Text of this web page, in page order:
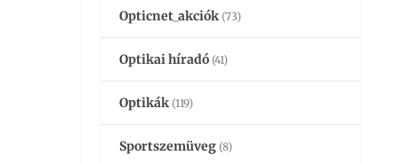
Opticnet_akciók (73)
Optikai híradó (41)
Optikák (119)
Sportszemüveg (8)